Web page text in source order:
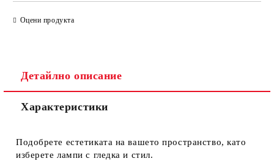
Оцени продукта
Детайлно описание
Характеристики
Подобрете естетиката на вашето пространство, като
изберете лампи с гледка и стил.